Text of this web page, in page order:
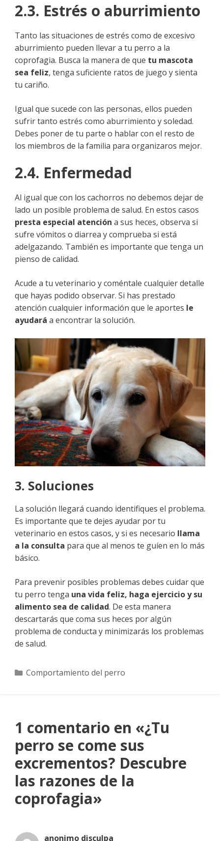
2.3. Estrés o aburrimiento
Tanto las situaciones de estrés como de excesivo
aburrimiento pueden llevar a tu perro a la
coprofagia. Busca la manera de que tu mascota
sea feliz, tenga suficiente ratos de juego y sienta
tu cariño.
Igual que sucede con las personas, ellos pueden
sufrir tanto estrés como aburrimiento y soledad.
Debes poner de tu parte o hablar con el resto de
los miembros de la familia para organizaros mejor.
2.4. Enfermedad
Al igual que con los cachorros no debemos dejar de
lado un posible problema de salud. En estos casos
presta especial atención a sus heces, observa si
sufre vómitos o diarrea y comprueba si está
adelgazando. También es importante que tenga un
pienso de calidad.
Acude a tu veterinario y coméntale cualquier detalle
que hayas podido observar. Si has prestado
atención cualquier información que le aportes le
ayudará a encontrar la solución.
3. Soluciones
La solución llegará cuando identifiques el problema.
Es importante que te dejes ayudar por tu
veterinario en estos casos, y si es necesario llama
a la consulta para que al menos te guíen en lo más
básico.
Para prevenir posibles problemas debes cuidar que
tu perro tenga una vida feliz, haga ejercicio y su
alimento sea de calidad. De esta manera
descartarás que coma sus heces por algún
problema de conducta y minimizarás los problemas
de salud.
Categorías
Comportamiento del perro
1 comentario en «¿Tu
perro se come sus
excrementos? Descubre
las razones de la
coprofagia»
anonimo disculpa